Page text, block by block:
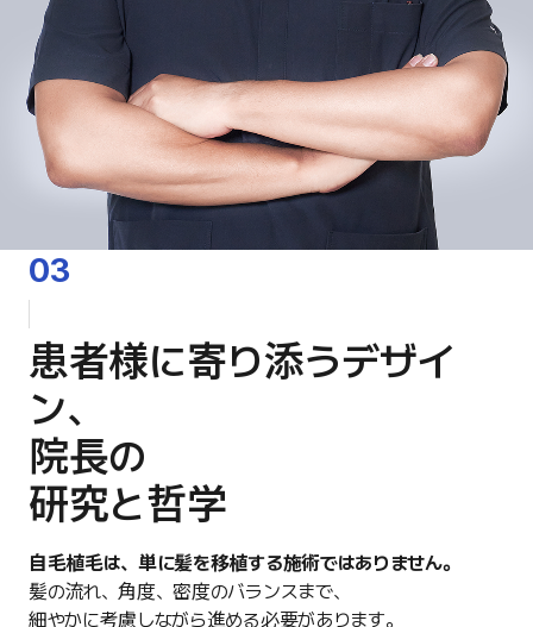
03
患者様に寄り添うデザイ
ン、
院長の
研究と哲学
自毛植毛は、単に髪を移植する施術ではありません。
髪の流れ、角度、密度のバランスまで、
細やかに考慮しながら進める必要があります。